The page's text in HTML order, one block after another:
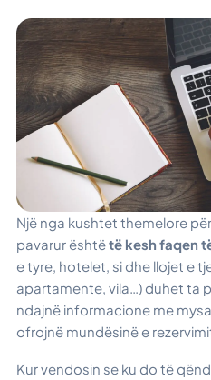
Një nga kushtet themelore
pavarur ështëtë kesh faqen
e tyre, hotelet, si dhe llojet e
apartamente, vila…) duhet ta
ndajnë informacione me
ofrojnë mundësinë e
Kur vendosin se ku do të